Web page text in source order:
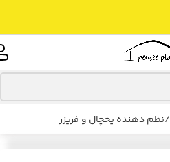
/نظم دهنده یخچال و فریزر